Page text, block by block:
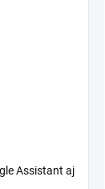
Assistant aj